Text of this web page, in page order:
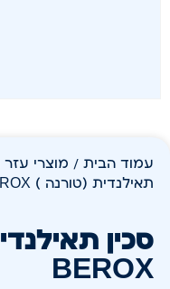
עמוד הבית / מוצרי עזר
תאילנדית (טורנה ) BEROX
סכין
BEROX